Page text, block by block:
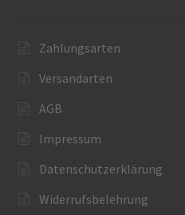
Zahlungsarten
Versandarten
AGB
Impressum
Datenschutzerklärung
Widerrufsbelehrung